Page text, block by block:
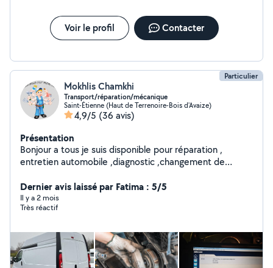
Voir le profil Contacter
Particulier
Mokhlis Chamkhi
Transport/réparation/mécanique
Saint-Étienne (Haut de Terrenoire-Bois d'Avaize)
4,9/5 (36 avis)
Présentation
Bonjour a tous je suis disponible pour réparation ,
entretien automobile ,diagnostic ,changement de
fourgon et nettoyage maison et fin de chantier
N'hésitez pas a demander.
Dernier avis laissé par Fatima : 5/5
Il y a 2 mois
Très réactif